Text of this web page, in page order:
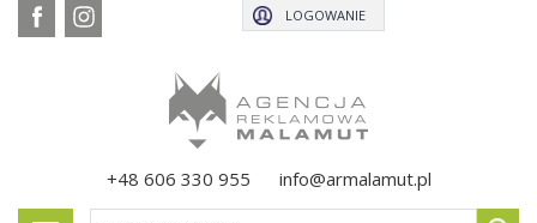
+48 606 330 955 info@armalamut.pl
LOGOWANIE